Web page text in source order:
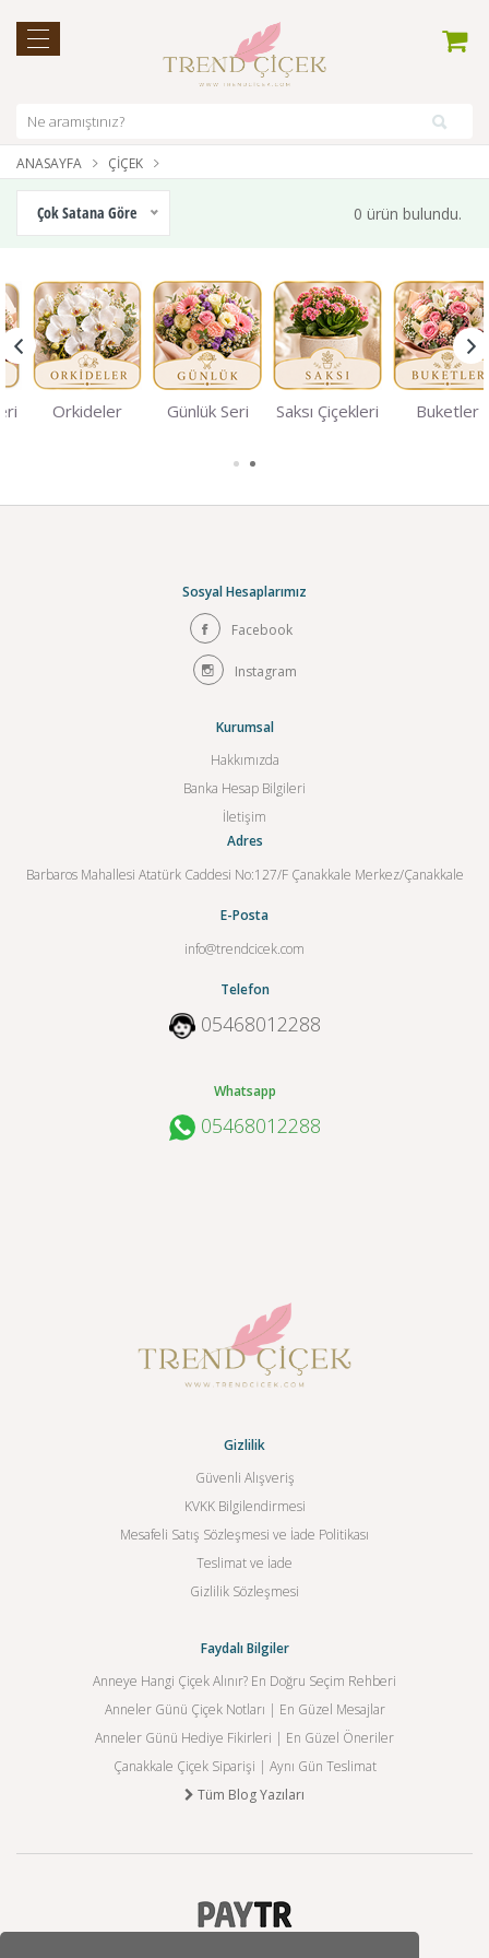
ANASAYFA ÇIÇEK
Çok Satana Göre 0 ürün bulundu.
Orkideler Günlük Seri Saksı Çiçekleri Buketler
Sosyal Hesaplarımız
Facebook
Instagram
Kurumsal
Hakkımızda
Banka Hesap Bilgileri
İletişim
Adres
Barbaros Mahallesi Atatürk Caddesi No:127/F Çanakkale Merkez/Çanakkale
E-Posta
info@trendcicek.com
Telefon
05468012288
Whatsapp
05468012288
Gizlilik
Güvenli Alışveriş
KVKK Bilgilendirmesi
Mesafeli Satış Sözleşmesi ve İade Politikası
Teslimat ve İade
Gizlilik Sözleşmesi
Faydalı Bilgiler
Anneye Hangi Çiçek Alınır? En Doğru Seçim Rehberi
Anneler Günü Çiçek Notları | En Güzel Mesajlar
Anneler Günü Hediye Fikirleri | En Güzel Öneriler
Çanakkale Çiçek Siparişi | Aynı Gün Teslimat
Tüm Blog Yazıları